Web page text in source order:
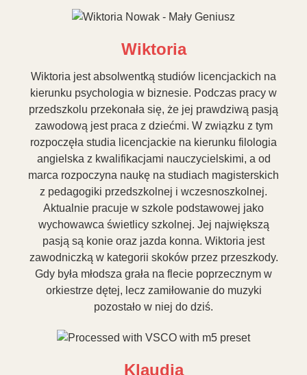
Wiktoria
Wiktoria jest absolwentką studiów licencjackich na
kierunku psychologia w biznesie. Podczas pracy w
przedszkolu przekonała się, że jej prawdziwą pasją
zawodową jest praca z dziećmi. W związku z tym
rozpoczęła studia licencjackie na kierunku filologia
angielska z kwalifikacjami nauczycielskimi, a od
marca rozpoczyna naukę na studiach magisterskich
z pedagogiki przedszkolnej i wczesnoszkolnej.
Aktualnie pracuje w szkole podstawowej jako
wychowawca świetlicy szkolnej. Jej największą
pasją są konie oraz jazda konna. Wiktoria jest
zawodniczką w kategorii skoków przez przeszkody.
Gdy była młodsza grała na flecie poprzecznym w
orkiestrze dętej, lecz zamiłowanie do muzyki
pozostało w niej do dziś.
Klaudia